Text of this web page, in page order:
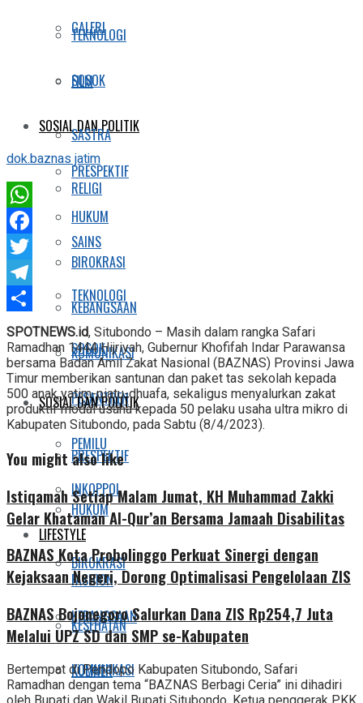
TEKNOLOGI
SOSOK
SOSIAL DAN POLITIK
PRESPEKTIF
HUKUM
BIROKRASI
KEBANGSAAN
KOMUNIKASI
PESANTREN
PEMILU
INKOPPOL
LIFESTYLE
FASHION
KESEHATAN
KULINER
GALERI
FILM
SASTRA
RELIGI
SAINS
TEKNOLOGI
SOSOK
SOSIAL DAN POLITIK
PRESPEKTIF
HUKUM
BIROKRASI
KEBANGSAAN
KOMUNIKASI
dok.baznas jatim
WhatsApp
Facebook
Twitter
Telegram
Share
SPOTNEWS.id, Situbondo – Masih dalam rangka Safari
Ramadhan 1444 Hijriyah, Gubernur Khofifah Indar Parawansa
bersama Badan Amil Zakat Nasional (BAZNAS) Provinsi Jawa
Timur memberikan santunan dan paket tas sekolah kepada
500 anak yatim-piatu-dhuafa, sekaligus menyalurkan zakat
produktif modal usaha kepada 50 pelaku usaha ultra mikro di
Kabupaten Situbondo, pada Sabtu (8/4/2023).
You might also like
Istiqamah Setiap Malam Jumat, KH Muhammad Zakki
Gelar Khataman Al-Qur’an Bersama Jamaah Disabilitas
BAZNAS Kota Probolinggo Perkuat Sinergi dengan
Kejaksaan Negeri, Dorong Optimalisasi Pengelolaan ZIS
BAZNAS Bojonegoro Salurkan Dana ZIS Rp254,7 Juta
Melalui UPZ SD dan SMP se-Kabupaten
Bertempat di Pendopo Kabupaten Situbondo, Safari
Ramadhan dengan tema “BAZNAS Berbagi Ceria” ini dihadiri